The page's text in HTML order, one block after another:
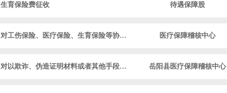
生育保险费征收 待遇保障股
对工伤保险、医疗保险、生育保险等协议定点... 医疗保障稽核中心
对以欺诈、伪造证明材料或者其他手段骗取基... 岳阳县医疗保障稽核中心